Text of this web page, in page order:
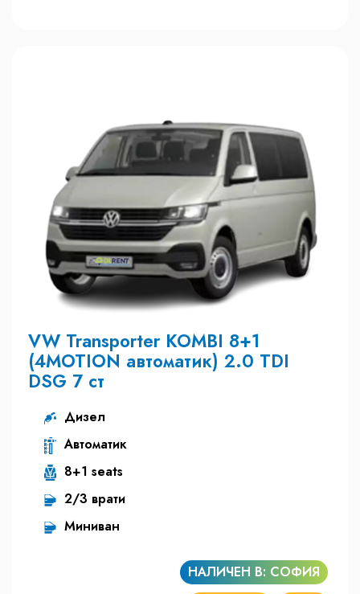
VW Transporter KOMBI 8+1
(4MOTION автоматик) 2.0 TDI
DSG 7 ст
Дизел
Автоматик
8+1 seats
2/3 врати
Миниван
НАЛИЧЕН В: СОФИЯ